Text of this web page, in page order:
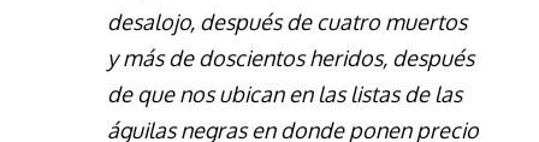
desalojo, después de cuatro muertos
y más de doscientos heridos, después
de que nos ubican en las listas de las
águilas negras en donde ponen precio